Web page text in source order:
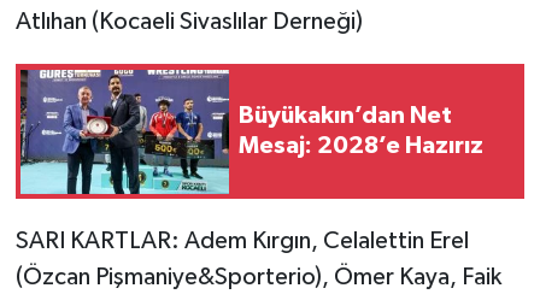
Atlıhan (Kocaeli Sivaslılar Derneği)
Büyükakın’dan Net
Mesaj: 2028’e Hazırız
SARI KARTLAR: Adem Kırgın, Celalettin Erel
(Özcan Pişmaniye&Sporterio), Ömer Kaya, Faik